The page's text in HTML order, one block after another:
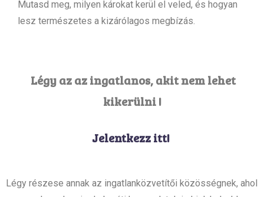
Mutasd meg, milyen károkat kerül el veled, és hogyan
lesz természetes a kizárólagos megbízás.
Légy az az ingatlanos, akit nem lehet
kikerülni !
Jelentkezz itt!
Légy részese annak az ingatlanközvetítői közösségnek, ahol